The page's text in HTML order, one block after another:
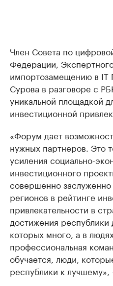
Член Совета по
Федерации,
импортозамещению в
Сурова в разговоре с
уникальной площадкой
инвестиционной
«Форум дает
нужных партнеров. Это
усиления социально-
инвестиционного
совершенно заслуженно
регионов в рейтинге
привлекательности в
достижения
которых много, а в
профессиональная
обучается, люди,
республики к